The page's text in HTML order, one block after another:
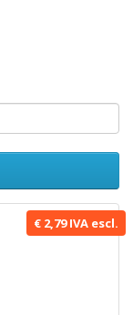
€ 2,79 IVA escl.